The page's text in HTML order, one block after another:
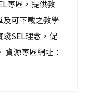
專區，提供教
可下載之教學
SEL理念，促
資源專區網址：